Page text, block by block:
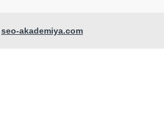
seo-akademiya.com